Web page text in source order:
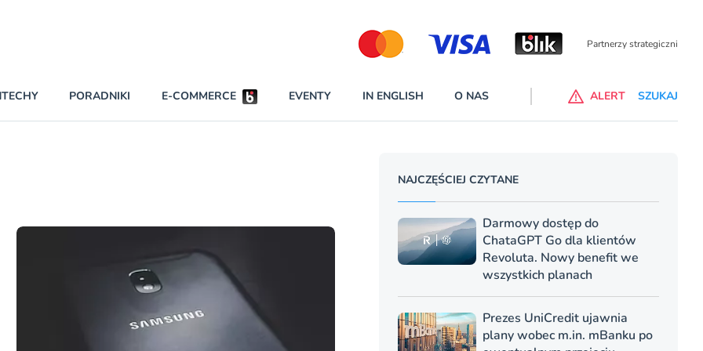
Partnerzy wspierający
PRAWO
W najniższych planach – Standard i Plus – z usługi będzie można korzsytać za
darmo przez trzy miesiące
PORADNIKI E-COMMERCE EVENTY IN ENGLISH O NAS ALERT SZUKAJ
NAJCZĘŚCIEJ CZYTANE
Darmowy dostęp do
ChataGPT Go dla klientów
Revoluta. Nowy benefit we
wszystkich planach
Prezes UniCredit ujawnia
plany wobec m.in. mBanku po